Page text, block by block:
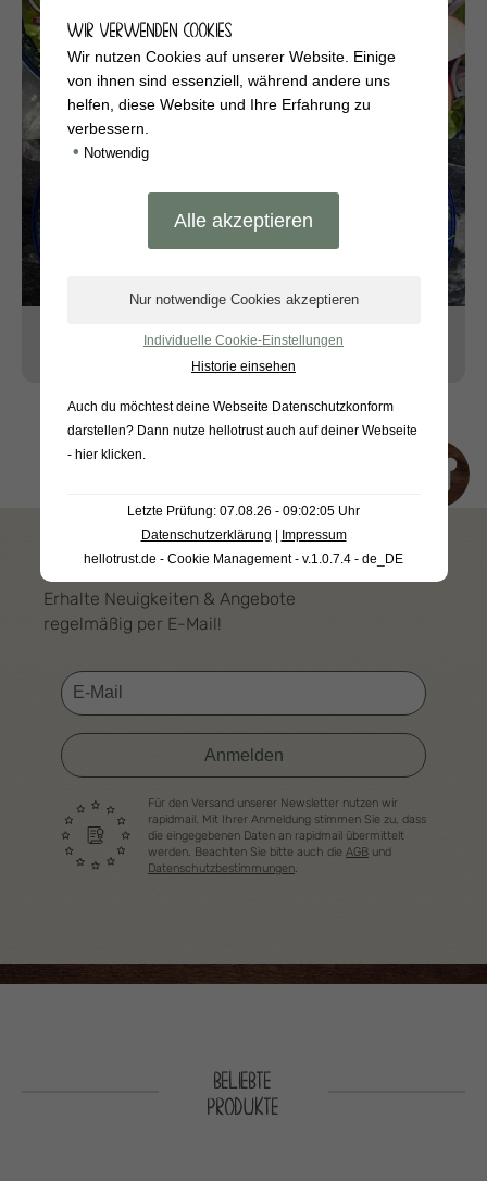
UNSER HOFLADEN NEWSLETTER
Erhalte Neuigkeiten & Angebote
regelmäßig per E-Mail!
Anmelden
Für den Versand unserer Newsletter nutzen wir
rapidmail. Mit Ihrer Anmeldung stimmen Sie zu, dass
die eingegebenen Daten an rapidmail übermittelt
werden. Beachten Sie bitte auch die AGB und
Datenschutzbestimmungen.
BELIEBTE
PRODUKTE
WIR VERWENDEN COOKIES
Wir nutzen Cookies auf unserer Website. Einige
von ihnen sind essenziell, während andere uns
helfen, diese Website und Ihre Erfahrung zu
verbessern.
• Notwendig
Individuelle Cookie-Einstellungen
Historie einsehen
Auch du möchtest deine Webseite Datenschutzkonform
darstellen? Dann nutze hellotrust auch auf deiner Webseite
- hier klicken
Letzte Prüfung: 07.08.26 - 09:02:05 Uhr
Datenschutzerklärung | Impressum
hellotrust.de - Cookie Management - v.1.0.7.4 - de_DE